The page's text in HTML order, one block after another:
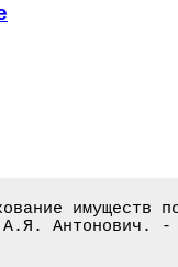
имуществ
Антонович.